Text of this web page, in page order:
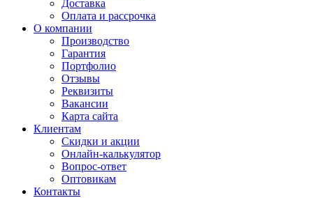
Доставка
Оплата и рассрочка
О компании
Производство
Гарантия
Портфолио
Отзывы
Реквизиты
Вакансии
Карта сайта
Клиентам
Скидки и акции
Онлайн-калькулятор
Вопрос-ответ
Оптовикам
Контакты